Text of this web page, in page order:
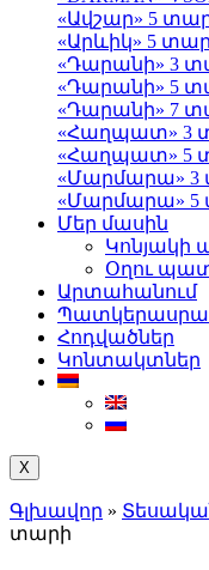
«Ավշար» 5
«Արևիկ» 5
«Դարանի» 3
«Դարանի» 5
«Դարանի» 7
«Հաղպատ» 3
«Հաղպատ» 5
«Մարմարա» 3
«Մարմարա» 5
Մեր մասին
Կոնյակի
Օղու
Արտահանում
Հոդվածներ
Կոնտակտներ
X
Գլխավոր »
տարի